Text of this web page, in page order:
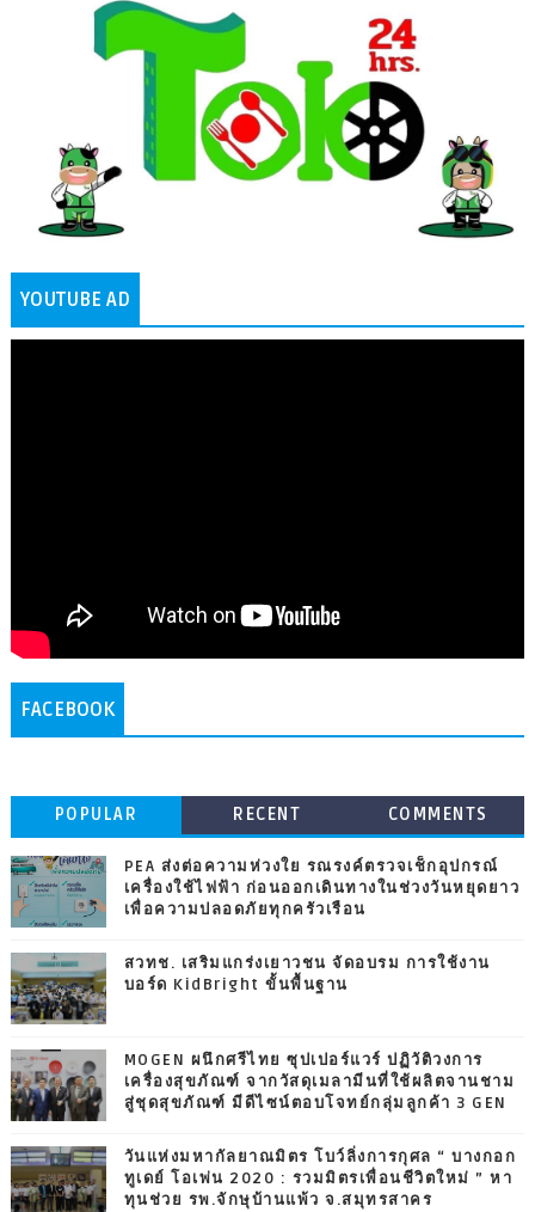
YOUTUBE AD
FACEBOOK
POPULAR RECENT COMMENTS
PEA ส่งต่อความห่วงใย รณรงค์ตรวจเช็กอุปกรณ์
เครื่องใช้ไฟฟ้า ก่อนออกเดินทางในช่วงวันหยุดยาว
เพื่อความปลอดภัยทุกครัวเรือน
สวทช. เสริมแกร่งเยาวชน จัดอบรม การใช้งาน
บอร์ด KidBright ขั้นพื้นฐาน
MOGEN ผนึกศรีไทย ซุปเปอร์แวร์ ปฏิวัติวงการ
เครื่องสุขภัณฑ์ จากวัสดุเมลามีนที่ใช้ผลิตจานชาม
สู่ชุดสุขภัณฑ์ มีดีไซน์ตอบโจทย์กลุ่มลูกค้า 3 GEN
วันแห่งมหากัลยาณมิตร โบว์ลิ่งการกุศล “ บางกอก
ทูเดย์ โอเพ่น 2020 : รวมมิตรเพื่อนชีวิตใหม่ ” หา
ทุนช่วย รพ.จักษุบ้านแพ้ว จ.สมุทรสาคร